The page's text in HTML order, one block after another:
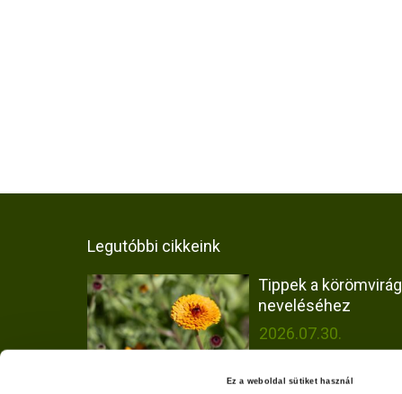
Ez a weboldal sütiket használ
Legutóbbi cikkeink
Tippek a körömvirág
neveléséhez
2026.07.30.